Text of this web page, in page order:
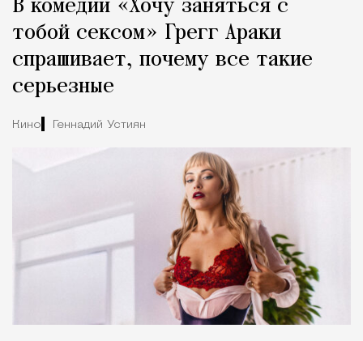
Город
В комедии «Хочу заняться с
тобой сексом» Грегг Араки
спрашивает, почему все такие
серьезные
Кино Геннадий Устиян